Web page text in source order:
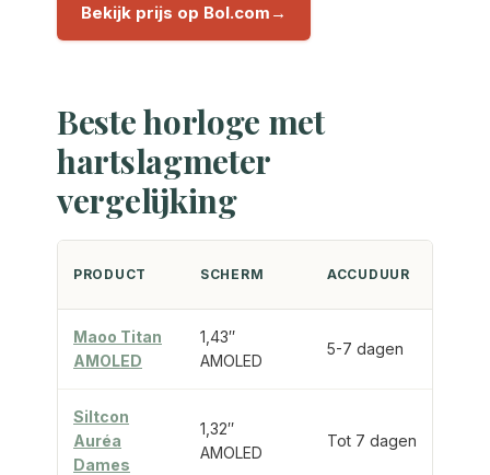
Bekijk prijs op Bol.com
Beste horloge met
hartslagmeter
vergelijking
PRODUCT SCHERM ACCUDUUR
Maoo Titan
AMOLED
1,43″
AMOLED
5-7 dagen
Siltcon
Auréa
Dames
1,32″
AMOLED
Tot 7 dagen